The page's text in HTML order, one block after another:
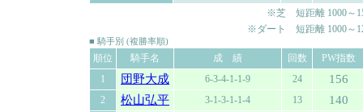
※芝 短距離 1000～
※ダート 短距離 1000～
■ 騎手別 (複勝率順)
順位 騎手名 成 績 回数
PW指数
1
団野大成 6-3-4-1-1-9 24 156
2 松山弘平 3-1-3-1-1-4 13 140